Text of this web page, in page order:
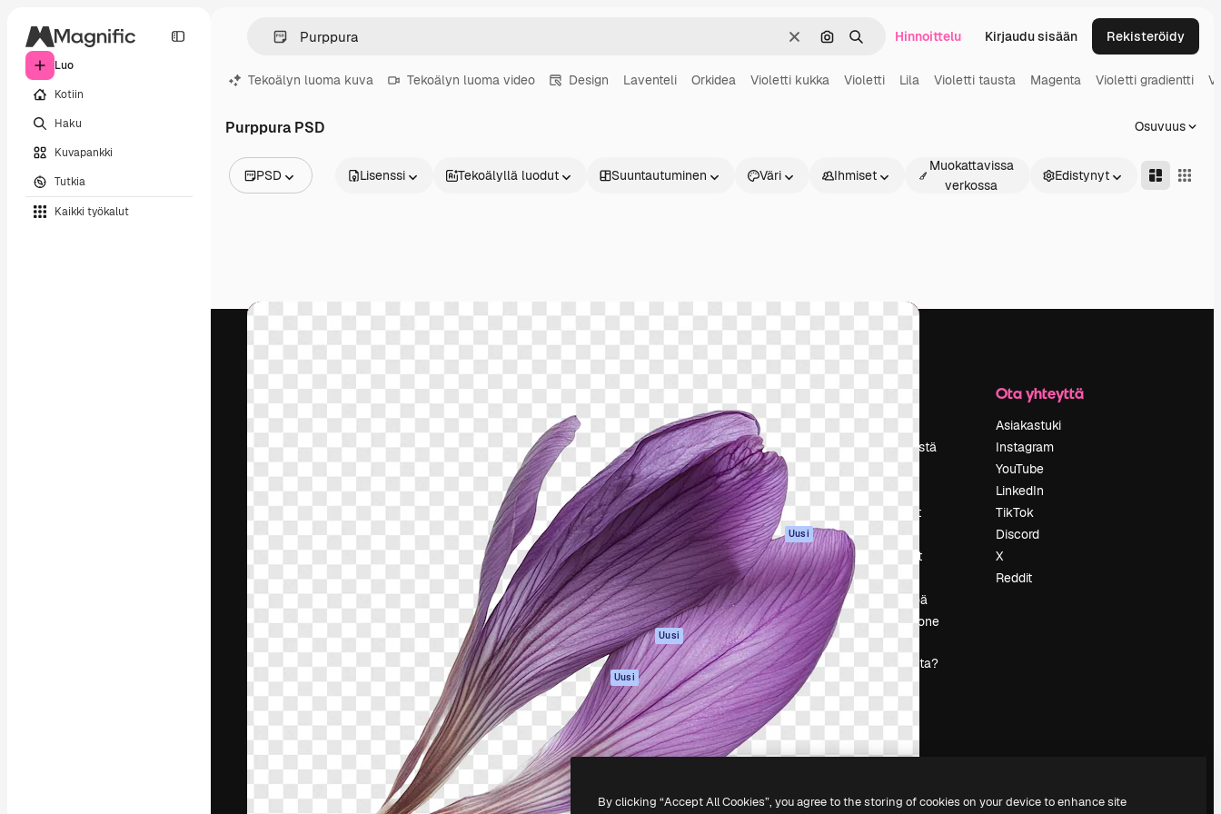
Luo
Kotiin
Haku
Kuvapankki
Tutkia
Kaikki työkalut
SelkeäHae kuvan perusteella
Haku Hinnoittelu Kirjaudu sisään Rekisteröidy
Tekoälyn luoma kuva Tekoälyn luoma video Design Laventeli Orkidea Violetti kukka Violetti Lila Violetti tausta Magenta Violetti gradientti
Purppura PSD Osuvuus
PSD
Videot
Kuvakkeet
3D mallit
Fontit
Lisenssi Tekoälyllä luodut Suuntautuminen Väri Ihmiset
Muokattavissa
verkossa
Edistynyt
Luova alusta parhaiden töidesi
luovien alojen ammattilaisten, yritysten,
toimistojen ja studioiden joukossa.
Suomi
Tuotteet
Spaces
Tekoälyavustaja
Tekoälyllä toimiva
kuvageneraattori
Tekoälyllä toimiva
videogeneraattori
Tekoälyllä toimiva
äänigeneraattori
Kuvapankkisisältö
MCP
Claudelle ja
ChatGPT:lle
Uusi
Agentit Uusi
API
Mobiilisovellus
Kaikki Magnific-
työkalut
Aloita
Academy
Dokumentaatio
Tuki
Käyttöehdot
Tietosuojakäytäntö
Alkuperäiset Uusi
Evästepolitiikka
Luottamuskeskus
Kumppanit
Yrityksille
Yritys
Tietoja meistä
Urat
Hakutrendit
Blogi
Tapahtumat
Slidesgo
Myy sisältöä
Lehdistöhuone
Etsitkö
magnific.ai:ta?
Ota yhteyttä
Asiakastuki
Instagram
YouTube
LinkedIn
TikTok
Discord
X
Reddit
By clicking “Accept All Cookies”, you agree to the storing of cookies on your device to enhance site